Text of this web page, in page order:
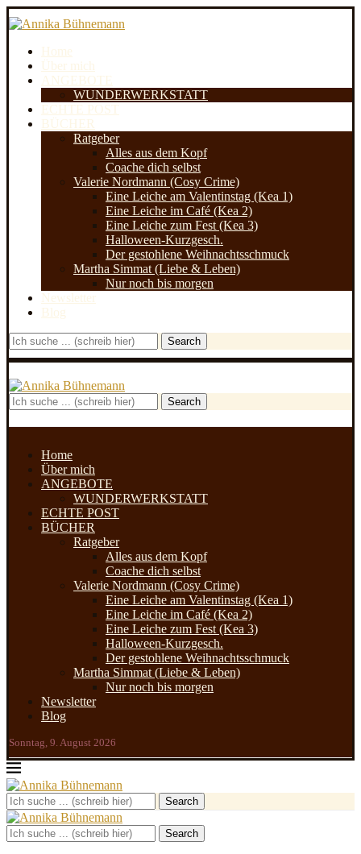
Home
Über mich
ANGEBOTE
WUNDERWERKSTATT
ECHTE POST
BÜCHER
Ratgeber
Alles aus dem Kopf
Coache dich selbst
Valerie Nordmann (Cosy Crime)
Eine Leiche am Valentinstag (Kea 1)
Eine Leiche im Café (Kea 2)
Eine Leiche zum Fest (Kea 3)
Halloween-Kurzgesch.
Der gestohlene Weihnachtsschmuck
Martha Simmat (Liebe & Leben)
Nur noch bis morgen
Newsletter
Blog
Search
Search
Home
Über mich
ANGEBOTE
WUNDERWERKSTATT
ECHTE POST
BÜCHER
Ratgeber
Alles aus dem Kopf
Coache dich selbst
Valerie Nordmann (Cosy Crime)
Eine Leiche am Valentinstag (Kea 1)
Eine Leiche im Café (Kea 2)
Eine Leiche zum Fest (Kea 3)
Halloween-Kurzgesch.
Der gestohlene Weihnachtsschmuck
Martha Simmat (Liebe & Leben)
Nur noch bis morgen
Newsletter
Blog
Sonntag, 9. August 2026
Search
Search